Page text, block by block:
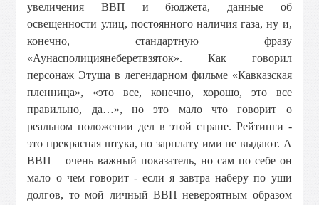
увеличения ВВП и бюджета, данные об
освещенности улиц, постоянного наличия газа, ну и,
конечно, стандартную фразу
«Аунасполициянеберетвзяток». Как говорил
персонаж Этуша в легендарном фильме «Кавказская
пленница», «это все, конечно, хорошо, это все
правильно, да…», но это мало что говорит о
реальном положении дел в этой стране. Рейтинги -
это прекрасная штука, но зарплату ими не выдают. А
ВВП – очень важный показатель, но сам по себе он
мало о чем говорит - если я завтра наберу по уши
долгов, то мой личный ВВП невероятным образом